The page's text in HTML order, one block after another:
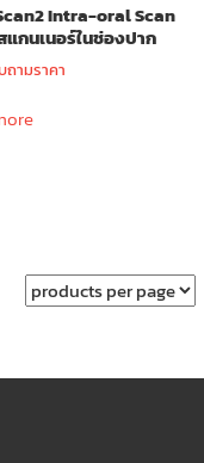
Intra-oral Scan
แกนเนอร์ในช่องปาก
ถามราคา